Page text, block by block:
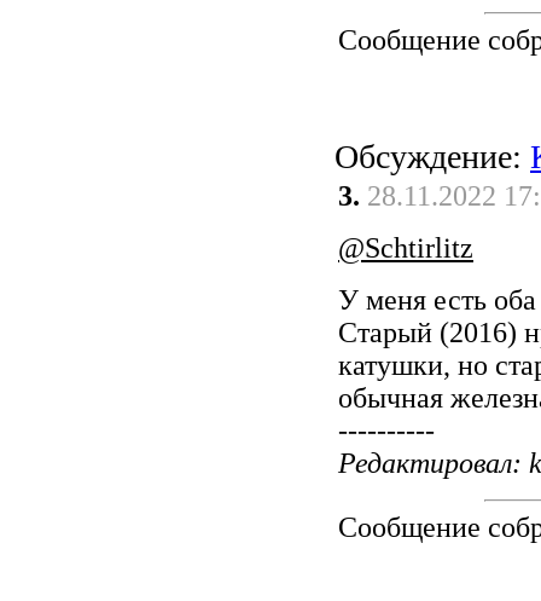
Сообщение
Обсуждение:
3. 28.11.2022
@Schtirlitz
У меня есть
Старый (2016)
катушки, но
обычная
----------
Редактировал:
Сообщение